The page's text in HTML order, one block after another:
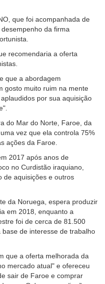
que foi acompanhada de
da firma
recomendaria a oferta
que a abordagem
gosto muito ruim na mente
por sua aquisição
do Mar do Norte, Faroe, da
vez que ela controla 75%
ações da Faroe.
2017 após anos de
no Curdistão iraquiano,
de aquisições e outros
da Noruega, espera produzir
em 2018, enquanto a
foi de cerca de 81.500
de interesse de trabalho
que a oferta melhorada da
mercado atual" e ofereceu
sair de Faroe e comprar